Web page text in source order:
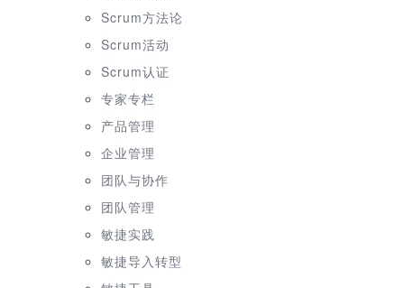
Scrum方法论
Scrum活动
Scrum认证
专家专栏
产品管理
企业管理
团队与协作
团队管理
敏捷实践
敏捷导入转型